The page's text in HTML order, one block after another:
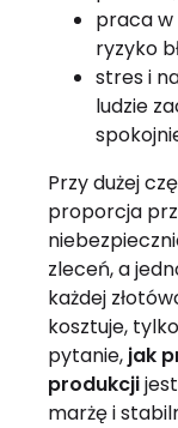
praca w
ryzyko
stres i
ludzie
Przy dużej
proporcja
zleceń, a
każdej
kosztuje,
pytanie, jak
produkcji
marżę i